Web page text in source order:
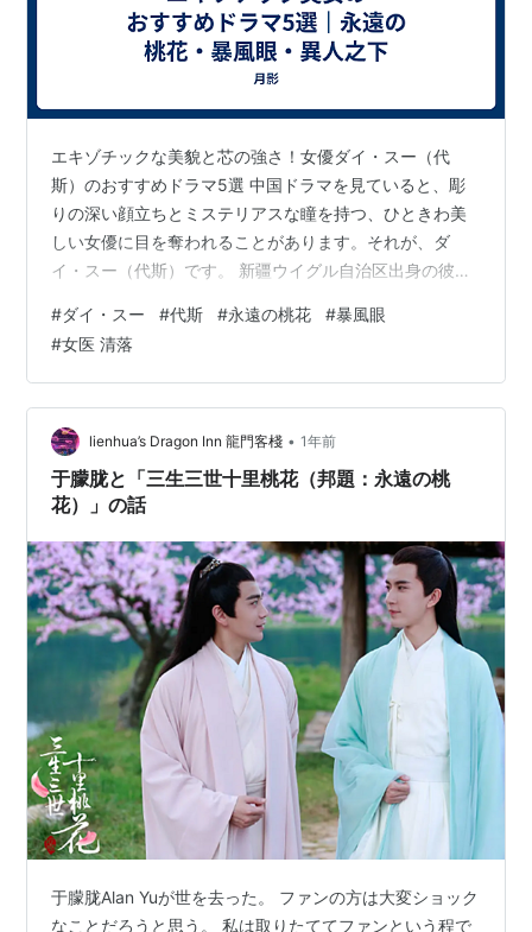
エキゾチックな美貌と芯の強さ！女優ダイ・スー（代
斯）のおすすめドラマ5選 中国ドラマを見ていると、彫
りの深い顔立ちとミステリアスな瞳を持つ、ひときわ美
しい女優に目を奪われることがあります。それが、ダ
イ・スー（代斯）です。 新疆ウイグル自治区出身の彼女
れ、その美貌は一度見たら忘れられません。しかし、彼
女の魅力は外見だけではありません。アクションもこな
す身体能力の高さと、クールな姉御肌から複雑な内面を
持つ役まで演じ分ける確かな演技力で、多くのドラマフ
ァンに愛されています。 www.youtube.com 今回は、そ
んなダイ・スーのカッコよさと美しさが…
#ダイ・スー #代斯 #永遠の桃花 #暴風眼
#女医 清落
lienhua’s Dragon Inn 龍門客棧 • 1年前
于朦胧と「三生三世十里桃花（邦題：永遠の桃
花）」の話
于朦胧Alan Yuが世を去った。 ファンの方は大変ショック
なことだろうと思う。 私は取りたててファンという程で